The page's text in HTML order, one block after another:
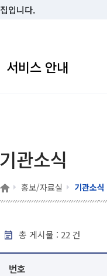
입니다.
서비스 안내
기관소식
홈 홍보/자료실 기관소식
총 게시물 : 22 건
번호